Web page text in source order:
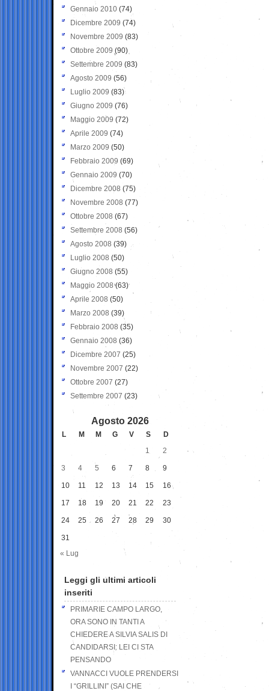
Gennaio 2010 (74)
Dicembre 2009 (74)
Novembre 2009 (83)
Ottobre 2009 (90)
Settembre 2009 (83)
Agosto 2009 (56)
Luglio 2009 (83)
Giugno 2009 (76)
Maggio 2009 (72)
Aprile 2009 (74)
Marzo 2009 (50)
Febbraio 2009 (69)
Gennaio 2009 (70)
Dicembre 2008 (75)
Novembre 2008 (77)
Ottobre 2008 (67)
Settembre 2008 (56)
Agosto 2008 (39)
Luglio 2008 (50)
Giugno 2008 (55)
Maggio 2008(63)
Aprile 2008 (50)
Marzo 2008 (39)
Febbraio 2008 (35)
Gennaio 2008 (36)
Dicembre 2007 (25)
Novembre 2007 (22)
Ottobre 2007 (27)
Settembre 2007 (23)
Agosto 2026
L M M G V S
D
1
2
3 4 5 6 7 8 9
10 11 12 13 14 15 16
17 18 19 20 21 22 23
24 25 26 27 28 29 30
31
« Lug
Leggi gli ultimi articoli
inseriti
PRIMARIE CAMPO LARGO,
ORA SONO IN TANTI A
CHIEDERE A SILVIA SALIS DI
CANDIDARSI: LEI CI STA
PENSANDO
VANNACCI VUOLE PRENDERSI
I “GRILLINI” (SAI CHE